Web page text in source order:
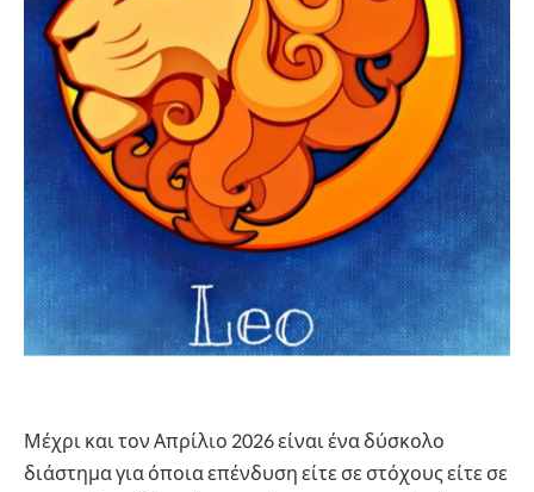
Μέχρι και τον Απρίλιο 2026 είναι ένα δύσκολο
διάστημα για όποια επένδυση είτε σε στόχους είτε σε